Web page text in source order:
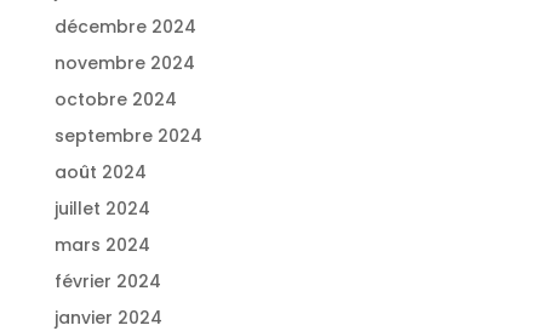
décembre 2024
novembre 2024
octobre 2024
septembre 2024
août 2024
juillet 2024
mars 2024
février 2024
janvier 2024